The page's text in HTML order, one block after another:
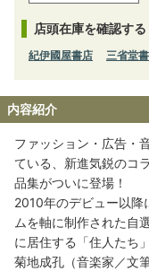
店頭在庫を確認する
紀伊國屋書店 三省堂
内容紹介
ファッション・広告・
ている、新進気鋭のコ
品集がついに登場！
2010年のデビュー以降
ムを軸に制作された自
に居住する「住人たち
菊地成孔（音楽家／文